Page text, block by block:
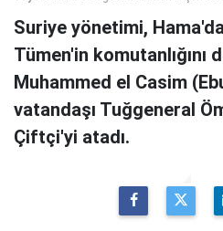
Suriye yönetimi,
Tümen'in komutanlığını
Muhammed el Casim
vatandaşı Tuğgeneral
Çiftçi'yi atadı.